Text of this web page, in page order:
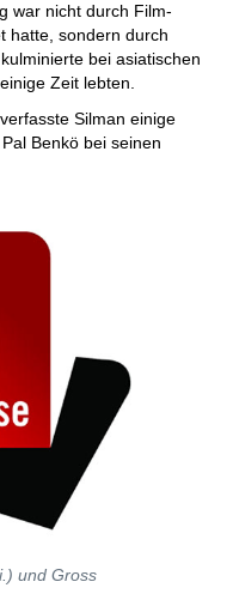
war nicht durch Film-
hatte, sondern durch
bei asiatischen
Zeit lebten.
Silman einige
Benkö bei seinen
und Gross